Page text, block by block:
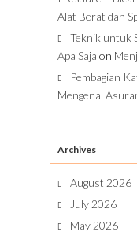
Alat Berat dan
Teknik untuk
Apa Saja on
Pembagian
Mengenal
Archives
August 2026
July 2026
May 2026